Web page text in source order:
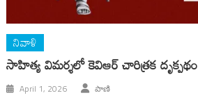
నివాళి
సాహిత్య విమర్శలో కెవిఆర్ చారిత్రక దృక్పథం
April 1, 2026 పాణి